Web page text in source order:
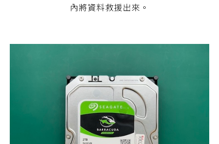
內將資料救援出來。